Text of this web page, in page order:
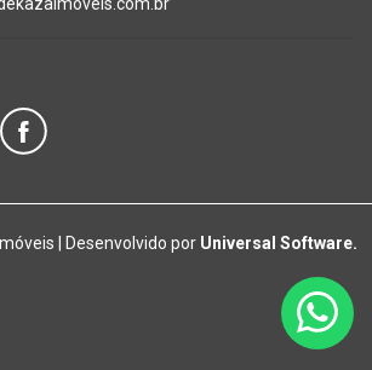
| Desenvolvido por Universal Software.